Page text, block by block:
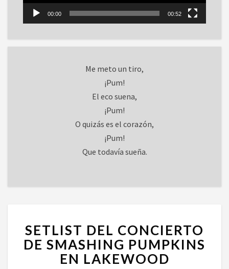
00:00 00:52
Me meto un tiro,
¡Pum!
El eco suena,
¡Pum!
O quizás es el corazón,
¡Pum!
Que todavía sueña.
DEL
CONCIERTO
DE
SMASHING
SETLIST DEL CONCIERTO
DE SMASHING PUMPKINS
EN LAKEWOOD